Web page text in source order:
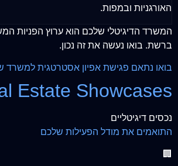
האורגניות ובמפות.
המשרד הדיגיטלי שלכם הוא ערוץ הפניות
ברשת. בואו נעשה את זה נכון.
בואו נתאם פגישת אפיון אסטרטגית למשרד
Estate Showcases
נכסים דיגיטליים
התואמים את מודל הפעילות שלכם
🏢